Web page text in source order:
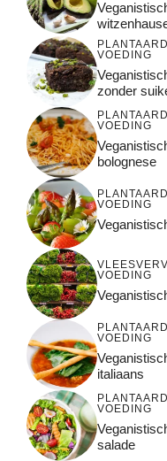
VOEDING
zonder
VOEDING
bolognese
VOEDING
VOEDING
VOEDING
italiaans
VOEDING
salade